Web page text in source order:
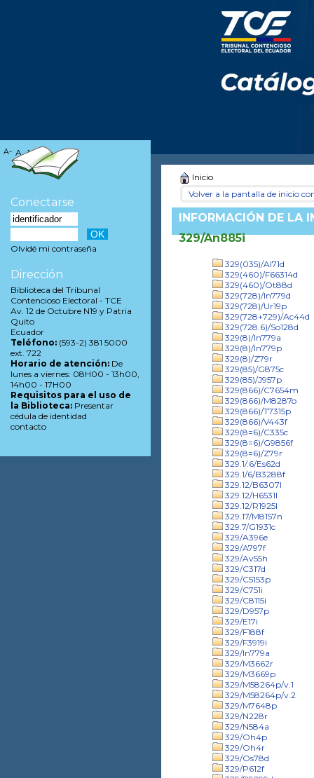
Inicio
Volver a la pantalla de inicio
INFORMACIÓN DE LA
329/An885i
329(035)/Al71d
329(460)/F66314d
329(460)/Ot88d
329(728)/In779d
329(728)/Ur19p
329(728+729)/Ac44d
329(728.6)/So128d
329(8)/In779a
329(8)/In779p
329(8)/Z79r
329(85)/G875c
329(85)/J957p
329(866)/C7654m
329(866)/M8287o
329(866)/T7315p
329(866)/V443f
329(8=6)/C335c
329(8=6)/G9856f
329(8=6)/Z79r
329.1/.6/Es62d
329.1/6/B3288f
329.12/B6307l
329.12/H6531l
329.12/R1925l
329.17/M8157n
329.7/G1931c
329/A396e
329/A797f
329/Av55h
329/C317d
329/C5153p
329/C751i
329/C8115i
329/D957p
329/E17i
329/F188f
329/F3919i
329/In779a
329/M3662r
329/M3669p
329/M58264p/v.1
329/M58264p/v.2
329/M7648p
329/N228r
329/N584a
329/Oh4p
329/Oh4r
329/Os78d
329/P612f
A- A A+
Conectarse
Olvidé mi contraseña
Dirección
Biblioteca del Tribunal
Contencioso Electoral - TCE
Av. 12 de Octubre N19 y Patria
Quito
Ecuador
Teléfono: (593-2) 381 5000
ext. 722
Horario de atención: De
lunes a viernes: 08H00 - 13h00,
14h00 - 17H00
Requisitos para el uso de
la Biblioteca: Presentar
cédula de identidad
contacto